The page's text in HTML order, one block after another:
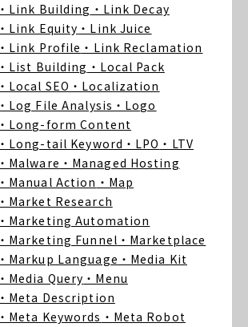
・Link Building ・Link Decay
・Link Equity ・Link Juice
・Link Profile ・Link Reclamation
・List Building ・Local Pack
・Local SEO ・Localization
・Log File Analysis ・Logo
・Long-form Content
・Long-tail Keyword ・LPO ・LTV
・Malware ・Managed Hosting
・Manual Action ・Map
・Market Research
・Marketing Automation
・Marketing Funnel ・Marketplace
・Markup Language ・Media Kit
・Media Query ・Menu
・Meta Description
・Meta Keywords ・Meta Robot